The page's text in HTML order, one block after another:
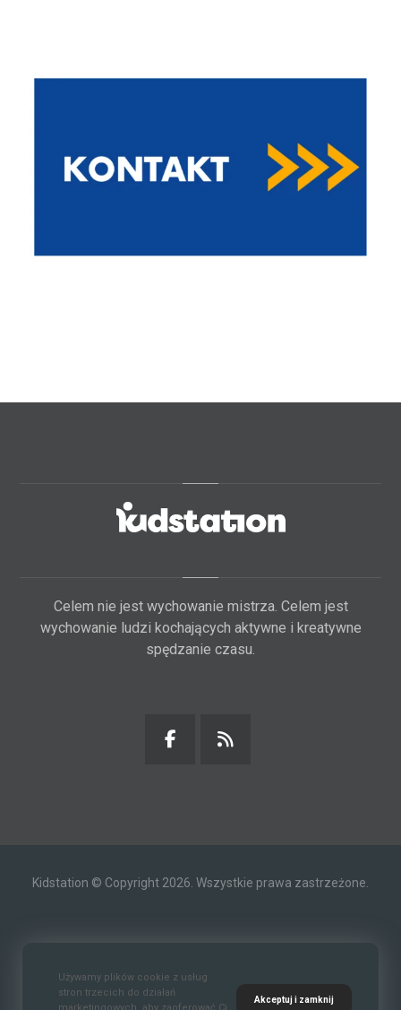
Celem nie jest wychowanie mistrza. Celem jest
wychowanie ludzi kochających aktywne i kreatywne
spędzanie czasu.
Kidstation © Copyright 2026. Wszystkie prawa zastrzeżone.
Używamy plików cookie z usług
stron trzecich do działań
Akceptuj i zamknij